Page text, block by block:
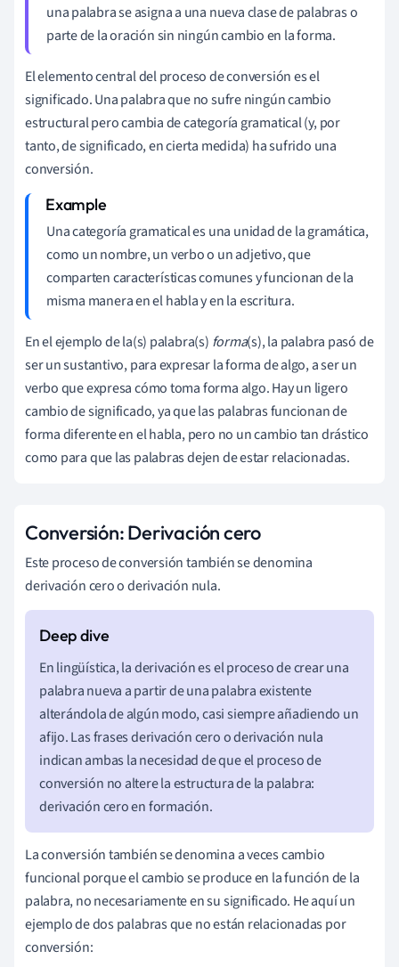
una palabra se asigna a una nueva clase de palabras o
parte de la oración sin ningún cambio en la forma.
El elemento central del proceso de conversión es el
significado. Una palabra que no sufre ningún cambio
estructural pero cambia de categoría gramatical (y, por
tanto, de significado, en cierta medida) ha sufrido una
conversión.
Una categoría gramatical es una unidad de la gramática,
como un nombre, un verbo o un adjetivo, que
comparten características comunes y funcionan de la
misma manera en el habla y en la escritura.
En el ejemplo de la(s) palabra(s) forma(s), la palabra pasó de
ser un sustantivo, para expresar la forma de algo, a ser un
verbo que expresa cómo toma forma algo. Hay un ligero
cambio de significado, ya que las palabras funcionan de
forma diferente en el habla, pero no un cambio tan drástico
como para que las palabras dejen de estar relacionadas.
Conversión: Derivación cero
Este proceso de conversión también se denomina
derivación cero o derivación nula.
En lingüística, la derivación es el proceso de crear una
palabra nueva a partir de una palabra existente
alterándola de algún modo, casi siempre añadiendo un
afijo. Las frases derivación cero o derivación nula
indican ambas la necesidad de que el proceso de
conversión no altere la estructura de la palabra:
derivación cero en formación.
La conversión también se denomina a veces cambio
funcional porque el cambio se produce en la función de la
palabra, no necesariamente en su significado. He aquí un
ejemplo de dos palabras que no están relacionadas por
conversión: